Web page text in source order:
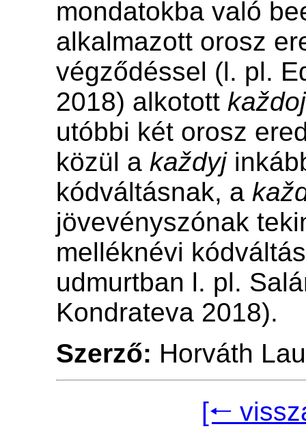
mondatokba való
alkalmazott orosz
végződéssel (l. pl.
2018) alkotott každoj
utóbbi két orosz
közül a každyj
kódváltásnak, a
jövevényszónak
melléknévi
udmurtban l. pl.
Kondrateva 2018).
Szerző: Horváth
[🠐